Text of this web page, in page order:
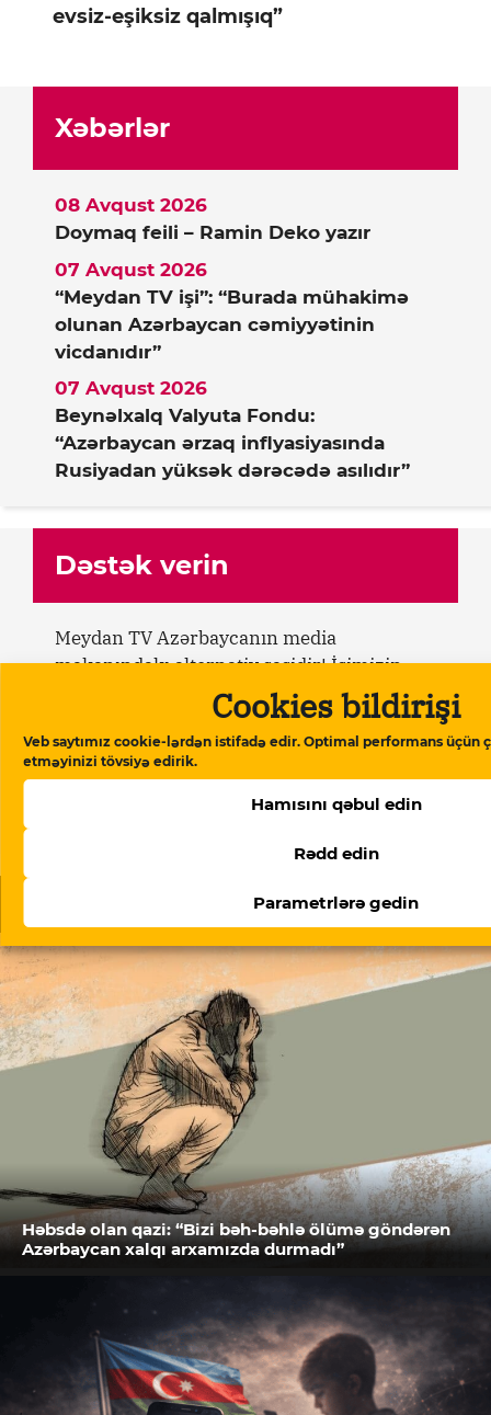
Cookies bildirişi
Veb saytımız cookie-lərdən istifadə edir. Optimal performans üçün
etməyinizi tövsiyə edirik.
Hamısını qəbul edin
Rədd edin
Parametrlərə gedin
evsiz-eşiksiz qalmışıq”
Xəbərlər
Doymaq feili – Ramin Deko yazır
08 Avqust 2026
“Meydan TV işi”: “Burada mühakimə
olunan Azərbaycan cəmiyyətinin
vicdanıdır”
07 Avqust 2026
Beynəlxalq Valyuta Fondu:
“Azərbaycan ərzaq inflyasiyasında
Rusiyadan yüksək dərəcədə asılıdır”
07 Avqust 2026
Dəstək verin
Meydan TV Azərbaycanın media
məkanındakı alternativ səsidir! İşimizin
davamlı olması üçün sizin də köməyinizə
ehtiyacımız var. Meydan TV-yə aylıq və ya
birdəfəlik yardımlarla dəstək olun.
Dəstək verin
Həbsdə olan qazi: “Bizi bəh-bəhlə ölümə göndərən
Azərbaycan xalqı arxamızda durmadı”